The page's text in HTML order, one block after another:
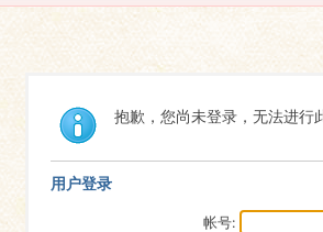
抱歉，您尚未登录，无法进行
用户登录
帐号: